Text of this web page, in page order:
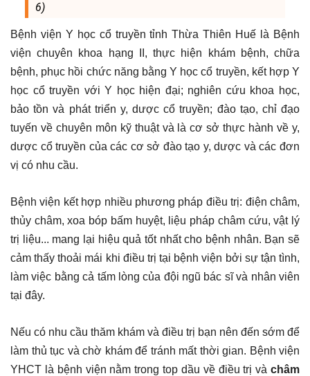
6)
Bệnh viện Y học cổ truyền tỉnh Thừa Thiên Huế là Bệnh
viện chuyên khoa hạng II, thực hiện khám bệnh, chữa
bệnh, phục hồi chức năng bằng Y học cổ truyền, kết hợp Y
học cổ truyền với Y học hiện đại; nghiên cứu khoa học,
bảo tồn và phát triển y, dược cổ truyền; đào tạo, chỉ đạo
tuyến về chuyên môn kỹ thuật và là cơ sở thực hành về y,
dược cổ truyền của các cơ sở đào tạo y, dược và các đơn
vị có nhu cầu.
Bệnh viện kết hợp nhiều phương pháp điều trị: điện châm,
thủy châm, xoa bóp bấm huyệt, liệu pháp châm cứu, vật lý
trị liệu... mang lại hiệu quả tốt nhất cho bệnh nhân. Bạn sẽ
cảm thấy thoải mái khi điều trị tại bệnh viện bởi sự tận tình,
làm việc bằng cả tấm lòng của đội ngũ bác sĩ và nhân viên
tại đây.
Nếu có nhu cầu thăm khám và điều trị bạn nên đến sớm để
làm thủ tục và chờ khám để tránh mất thời gian. Bệnh viện
YHCT là bệnh viện nằm trong top dầu về điều trị và châm